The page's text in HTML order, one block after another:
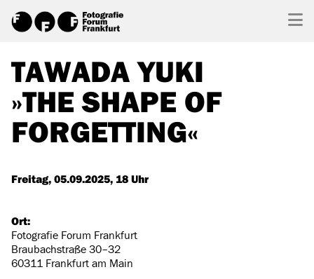
TAWADA YUKI
»THE SHAPE OF
FORGETTING«
Freitag, 05.09.2025, 18 Uhr
Ort:
Fotografie Forum Frankfurt
Braubachstraße 30–32
60311 Frankfurt am Main